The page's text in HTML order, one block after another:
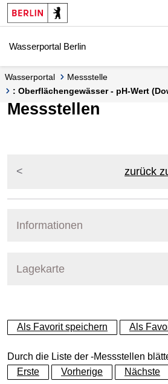
Springe zur Navigation
Springe zum Inhalt
Wasserportal Berlin
Wasserportal
Messstelle
: Oberflächengewässer - pH-Wert
Messstellen
zurück
Informationen
Lagekarte
+
−
Als Favorit speichern Als
Durch die Liste der -Messstellen
Erste
Vorherige Nächste